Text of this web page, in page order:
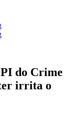
do Crime
irrita o